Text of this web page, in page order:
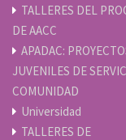
TALLERES DEL
DE AACC
APADAC:
JUVENILES DE
COMUNIDAD
Universidad
TALLERES DE